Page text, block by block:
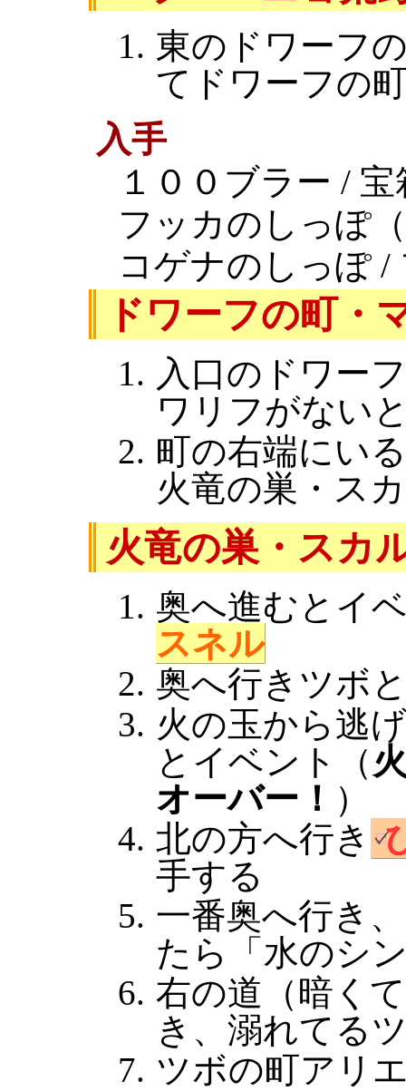
東のドワーフ
てドワーフの
入手
１００ブラー / 宝
フッカのしっぽ
コゲナのしっぽ /
ドワーフの町・
入口のドワー
ワリフがない
町の右端にい
火竜の巣・ス
火竜の巣・スカ
奥へ進むとイ
スネル
奥へ行きツボ
火の玉から逃
とイベント（
オーバー！ ）
北の方へ行き
手する
一番奥へ行き
たら「水のシ
右の道（暗く
き、溺れてる
ツボの町アリ